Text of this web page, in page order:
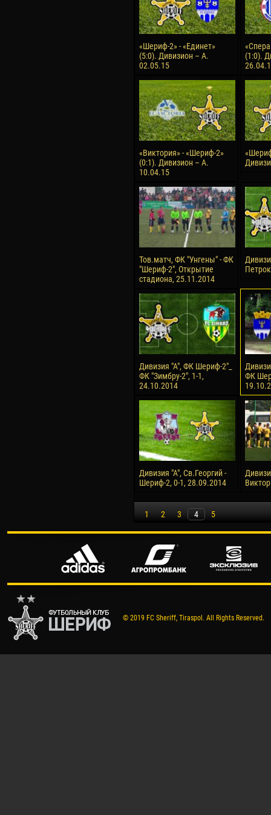
«Шериф-2» - «Единет»
(5:0). Дивизион – А.
02.05.15
(1:0).
«Виктория» - «Шериф-2»
(0:1). Дивизион – А.
10.04.15
Тов.матч, ФК "Унгены" - ФК
"Шериф-2", Открытие
стадиона, 25.11.2014
Дивизия "А", ФК Шериф-2"_
ФК "Зимбру-2", 1-1,
24.10.2014
ФК
Дивизия "А", Св.Георгий -
Шериф-2, 0-1, 28.09.2014
1 2 3 4 5
© 2019 FC Sheriff, Tiraspol. All Rights Reserved.